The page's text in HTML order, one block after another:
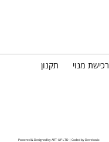
Powered & Designed byART-UP LTD | Coded byDevelowix
תקנון רכישת מנוי